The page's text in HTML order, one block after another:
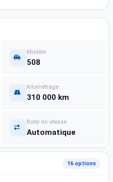
Modèle
508
Kilométrage
310 000 km
Boîte de vitesse
Automatique
16 options